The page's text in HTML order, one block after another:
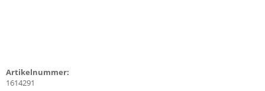
Artikelnummer:
1614291